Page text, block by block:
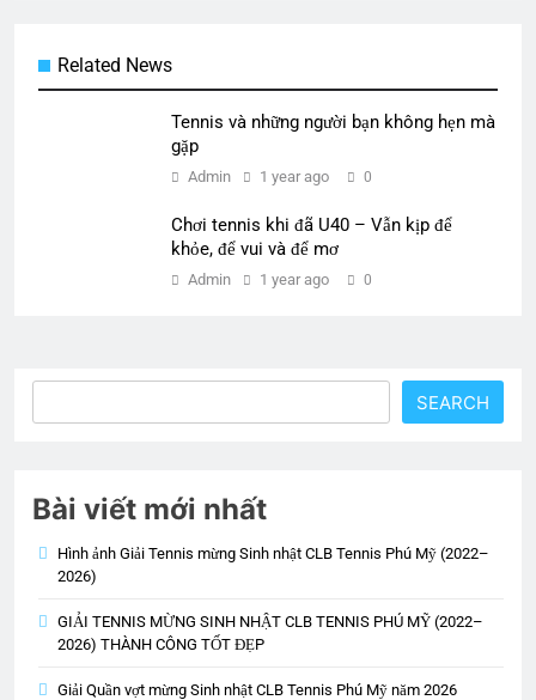
Related News
Tennis và những người bạn không hẹn mà
gặp
Admin 1 year ago 0
Chơi tennis khi đã U40 – Vẫn kịp để
khỏe, để vui và để mơ
Admin 1 year ago 0
kiếm
SEARCH
Bài viết mới nhất
Hình ảnh Giải Tennis mừng Sinh nhật CLB Tennis Phú Mỹ (2022–
2026)
GIẢI TENNIS MỪNG SINH NHẬT CLB TENNIS PHÚ MỸ (2022–
2026) THÀNH CÔNG TỐT ĐẸP
Giải Quần vợt mừng Sinh nhật CLB Tennis Phú Mỹ năm 2026